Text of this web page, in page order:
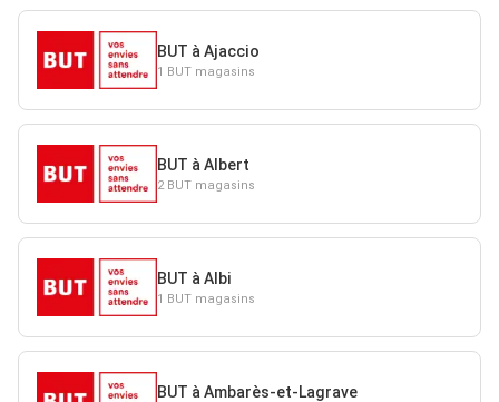
BUT à Ajaccio
1 BUT magasins
BUT à Albert
2 BUT magasins
BUT à Albi
1 BUT magasins
BUT à Ambarès-et-Lagrave